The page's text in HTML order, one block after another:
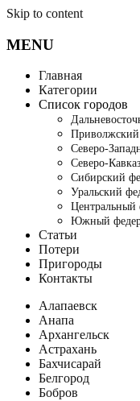
Skip to content
MENU
Главная
Категории
Список городов
Приволжский
Северо-
Северо-
Сибирский
Уральский
Центральный
Южный
Статьи
Потери
Пригороды
Контакты
Алапаевск
Анапа
Архангельск
Астрахань
Бахчисарай
Белгород
Бобров